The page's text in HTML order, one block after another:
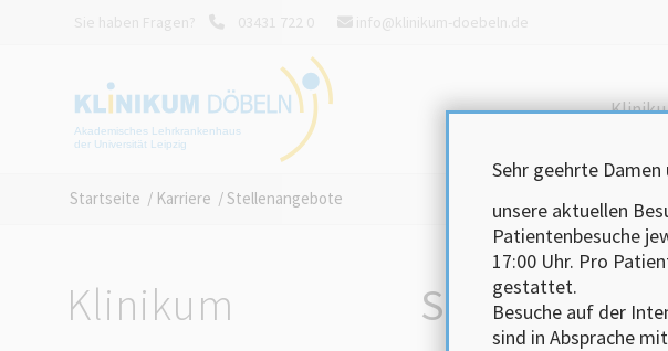
Sie haben Fragen? 03431 722 0 info@klinikum-doebeln.de
Akademisches Lehrkrankenhaus
der Universität Leipzig
Startseite / Karriere /Stellenangebote
Klinikum
Sehr geehrte Damen
unsere aktuellen
Patientenbesuche
17:00 Uhr. Pro
gestattet.
Besuche auf der
sind in Absprache